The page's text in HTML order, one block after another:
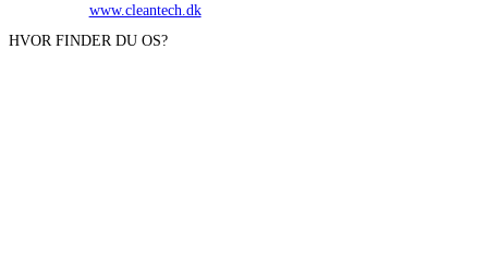
www.cleantech.dk
HVOR FINDER DU OS?